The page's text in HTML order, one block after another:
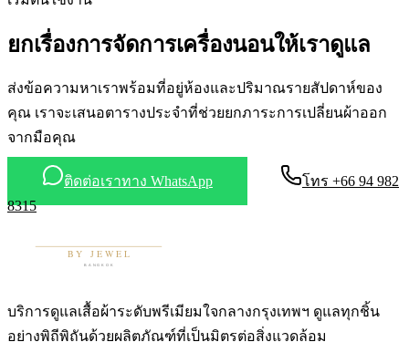
ยกเรื่องการจัดการเครื่องนอนให้เราดูแล
ส่งข้อความหาเราพร้อมที่อยู่ห้องและปริมาณรายสัปดาห์ของ
คุณ เราจะเสนอตารางประจำที่ช่วยยกภาระการเปลี่ยนผ้าออก
จากมือคุณ
ติดต่อเราทาง WhatsApp
โทร +66 94 982
8315
บริการดูแลเสื้อผ้าระดับพรีเมียมใจกลางกรุงเทพฯ ดูแลทุกชิ้น
อย่างพิถีพิถันด้วยผลิตภัณฑ์ที่เป็นมิตรต่อสิ่งแวดล้อม